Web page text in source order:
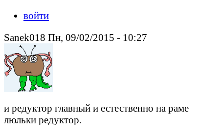
войти
Sanek018 Пн, 09/02/2015 - 10:27
и редуктор главный и естественно на раме
люльки редуктор.